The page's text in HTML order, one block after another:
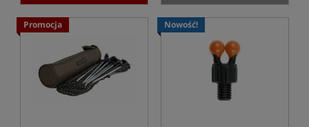
Promocja Nowość!